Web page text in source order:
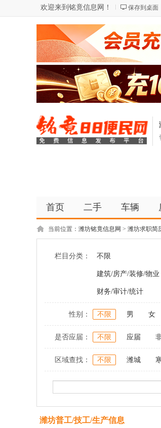
欢迎来到铭竟信息网！ 保存到桌面
首页 二手 车辆
当前位置： 潍坊铭竟信息网 > 潍坊求职简
栏目分类： 不限
建筑/房产/装修/物业
财务/审计/统计
性别： 不限 男 女
是否应届： 不限 应届
区域查找： 不限 潍城
潍坊普工/技工/生产信息